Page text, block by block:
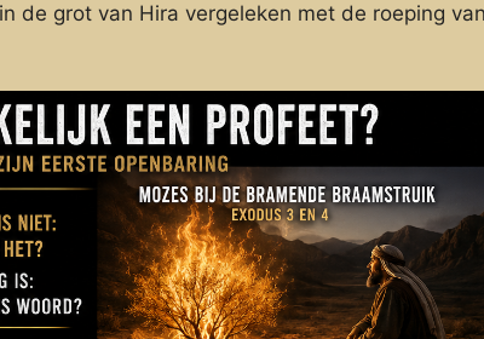
de grot van Hira vergeleken met de roeping van